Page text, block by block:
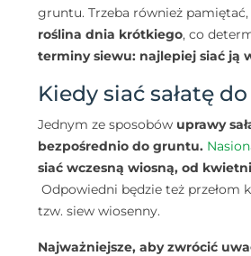
gruntu. Trzeba również pamiętać,
roślina dnia krótkiego, co
terminy siewu: najlepiej siać ją
Kiedy siać sałatę
Jednym ze sposobów uprawy
bezpośrednio do gruntu.
siać wczesną wiosną, od
Odpowiedni będzie też przełom
tzw. siew wiosenny.
Najważniejsze, aby zwrócić